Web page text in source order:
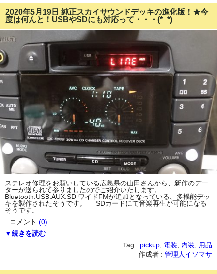
2020年5月19日 純正スカイサウンドデッキの進化版！★今
度は何んと！USBやSDにも対応って・・・(*_*)
ステレオ修理をお願いしている広島県の山田さんから、新作のデー
ターが送られて参りましたのでご紹介いたします。
Bluetooth.USB.AUX.SD.ワイドFMが追加となっている、多機能デッ
キを製作されたそうです。 SDカードにて音楽再生が可能になる
そうです。
コメント (0)
▼続きを読む
Tag : pickup 電装 内装
用品
作成者 : 管理人イソマサ